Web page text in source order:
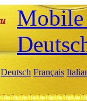
Deutsch Français